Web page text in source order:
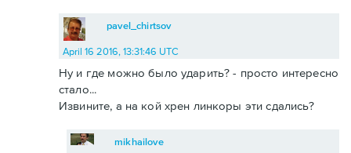
pavel_chirtsov
April 16 2016, 13:31:46 UTC
Ну и где можно было ударить? - просто интересно
стало...
Извините, а на кой хрен линкоры эти сдались?
mikhailove